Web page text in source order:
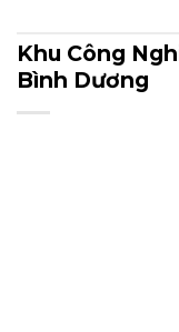
Khu Công
Bình Dương